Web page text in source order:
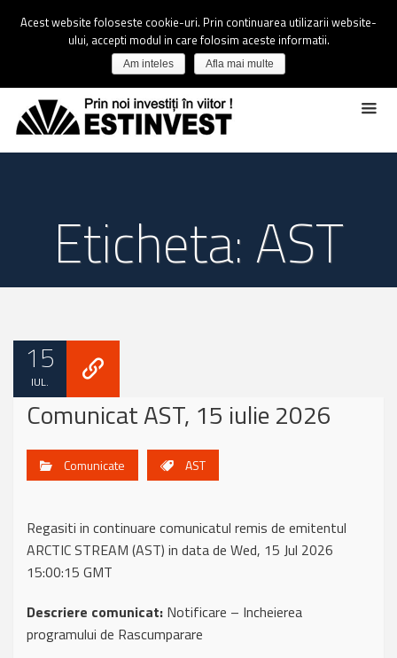
Eticheta: AST
15
IUL.
Comunicat AST, 15 iulie 2026
Comunicate AST
Regasiti in continuare comunicatul remis de emitentul
ARCTIC STREAM (AST) in data de Wed, 15 Jul 2026
15:00:15 GMT
Descriere comunicat: Notificare – Incheierea
programului de Rascumparare
Acest website foloseste cookie-uri. Prin continuarea utilizarii website-
ului, accepti modul in care folosim aceste informatii.
Am inteles Afla mai multe